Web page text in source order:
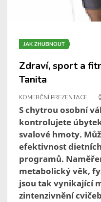
JAK ZHUBNOUT
Zdraví, sport a
Tanita
KOMERČNÍ PREZENTACE
S chytrou osobní
kontrolujete
svalové hmoty.
efektivnost
programů.
metabolický věk,
jsou tak vynikající
zintenzivnění